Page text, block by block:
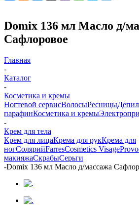
Domix 136 мл Масло д/
Сафлоровое
Главная
-
Каталог
-
Косметика и кремы
Ногтевой сервисВолосыРесницы
парафинКосметика и кремы
-
Крем для тела
Крем для лицаКрема для рукКрема для
ногСолярийFarresCosmetics Visage
макияжаСкрабыСерьги
-Domix 136 мл Масло д/массажа